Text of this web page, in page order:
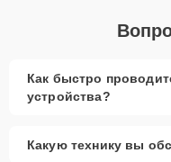
Как быстро
устройства?
Какую технику вы